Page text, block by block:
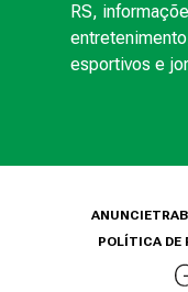
RS,
esportivos e
ANUNCIE
POLÍTICA DE